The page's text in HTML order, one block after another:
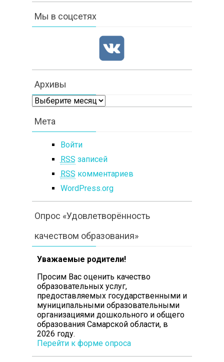
Мы в соцсетях
Архивы
Архивы
Мета
Войти
RSS записей
RSS комментариев
WordPress.org
Опрос «Удовлетворённость
качеством образования»
Уважаемые родители!
Просим Вас оценить качество
образовательных услуг,
предоставляемых государственными и
муниципальными образовательными
организациями дошкольного и общего
образования Самарской области, в
2026 году.
Перейти к форме опроса